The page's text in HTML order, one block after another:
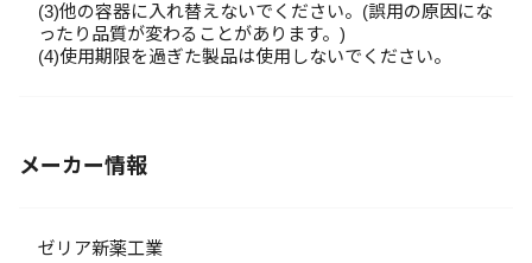
(3)他の容器に入れ替えないでください。(誤用の原因にな
ったり品質が変わることがあります。)
(4)使用期限を過ぎた製品は使用しないでください。
メーカー情報
ゼリア新薬工業